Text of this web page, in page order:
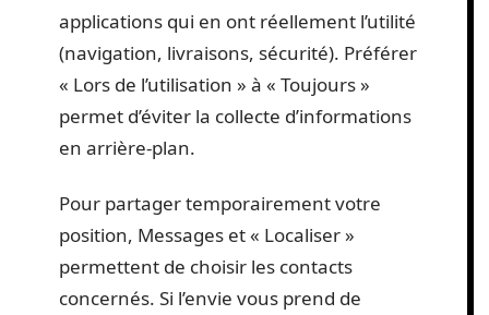
applications qui en ont réellement l’utilité
(navigation, livraisons, sécurité). Préférer
« Lors de l’utilisation » à « Toujours »
permet d’éviter la collecte d’informations
en arrière-plan.
Pour partager temporairement votre
position, Messages et « Localiser »
permettent de choisir les contacts
concernés. Si l’envie vous prend de